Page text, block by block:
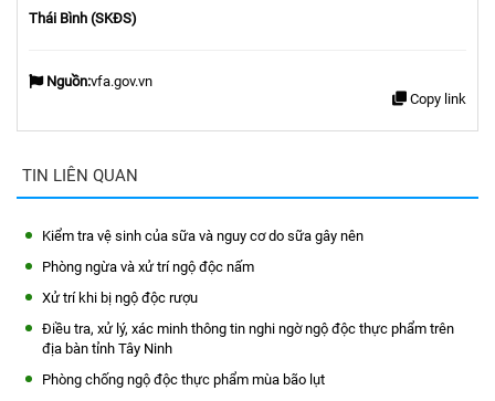
Thái Bình (SKĐS)
Nguồn:vfa.gov.vn
Copy link
TIN LIÊN QUAN
Kiểm tra vệ sinh của sữa và nguy cơ do sữa gây nên
Phòng ngừa và xử trí ngộ độc nấm
Xử trí khi bị ngộ độc rượu
Điều tra, xử lý, xác minh thông tin nghi ngờ ngộ độc thực phẩm trên
địa bàn tỉnh Tây Ninh
Phòng chống ngộ độc thực phẩm mùa bão lụt